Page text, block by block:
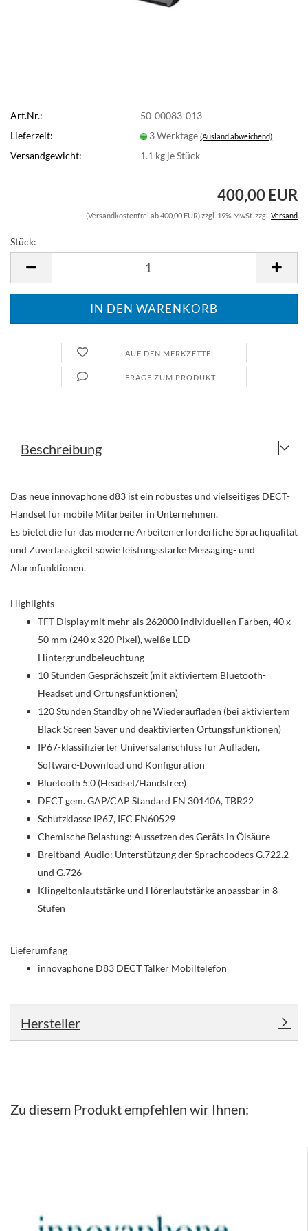
Art.Nr.:
50-00083-013
Lieferzeit:
3 Werktage(Ausland abweichend)
Versandgewicht: 1.1 kg je Stück
400,00 EUR
(Versandkostenfrei ab 400,00 EUR) zzgl. 19% MwSt. zzgl. Versand
Stück:
AUF DEN MERKZETTEL
FRAGE ZUM PRODUKT
Beschreibung
Das neue innovaphone d83 ist ein robustes und vielseitiges DECT-
Handset für mobile Mitarbeiter in Unternehmen.
Es bietet die für das moderne Arbeiten erforderliche Sprachqualität
und Zuverlässigkeit sowie leistungsstarke Messaging- und
Alarmfunktionen.
Highlights
TFT Display mit mehr als 262000 individuellen Farben, 40 x
50 mm (240 x 320 Pixel), weiße LED
Hintergrundbeleuchtung
10 Stunden Gesprächszeit (mit aktiviertem Bluetooth-
Headset und Ortungsfunktionen)
120 Stunden Standby ohne Wiederaufladen (bei aktiviertem
Black Screen Saver und deaktivierten Ortungsfunktionen)
IP67-klassifizierter Universalanschluss für Aufladen,
Software-Download und Konfiguration
Bluetooth 5.0 (Headset/Handsfree)
DECT gem. GAP/CAP Standard EN 301406, TBR22
Schutzklasse IP67, IEC EN60529
Chemische Belastung: Aussetzen des Geräts in Ölsäure
Breitband-Audio: Unterstützung der Sprachcodecs G.722.2
und G.726
Klingeltonlautstärke und Hörerlautstärke anpassbar in 8
Stufen
Lieferumfang
innovaphone D83 DECT Talker Mobiltelefon
Hersteller
Zu diesem Produkt empfehlen wir Ihnen: